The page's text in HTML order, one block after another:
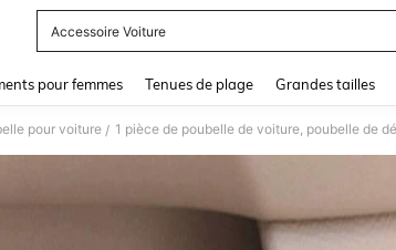
Accessoire Voiture
pour femmes Tenues de plage Grandes tailles
pour voiture /